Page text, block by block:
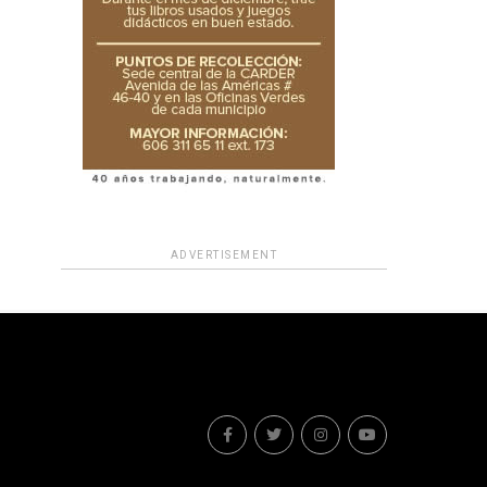
ADVERTISEMENT